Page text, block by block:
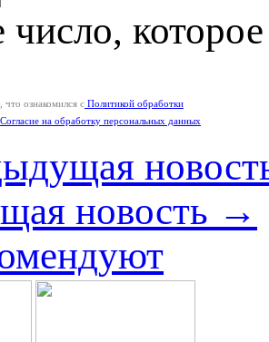
число,
ознакомился с Политикой обработки
Согласие на обработку персональных данных
новость →